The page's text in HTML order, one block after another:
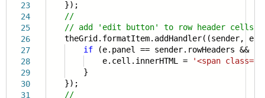
23
24
25
26
27
28
29
30
31
});
//
// add 'edit button' to row header cells
theGrid.formatItem.addHandler((sender, e)
if (e.panel == sender.rowHeaders &&
e.cell.innerHTML =
'<span
}
});
//